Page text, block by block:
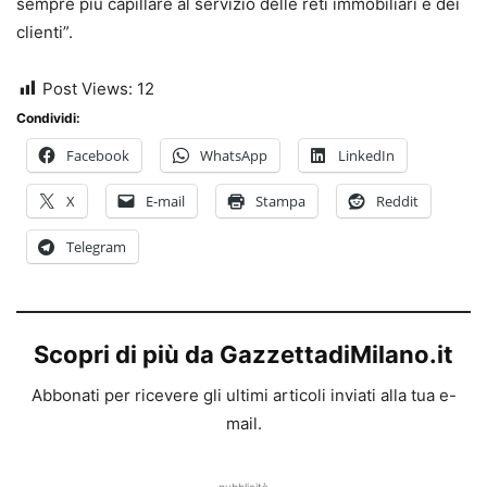
clienti”.
Post Views: 12
Condividi:
Facebook WhatsApp LinkedIn
X E-mail Stampa Reddit
Telegram
Scopri di più da GazzettadiMilano.it
Abbonati per ricevere gli ultimi articoli inviati alla tua e-
mail.